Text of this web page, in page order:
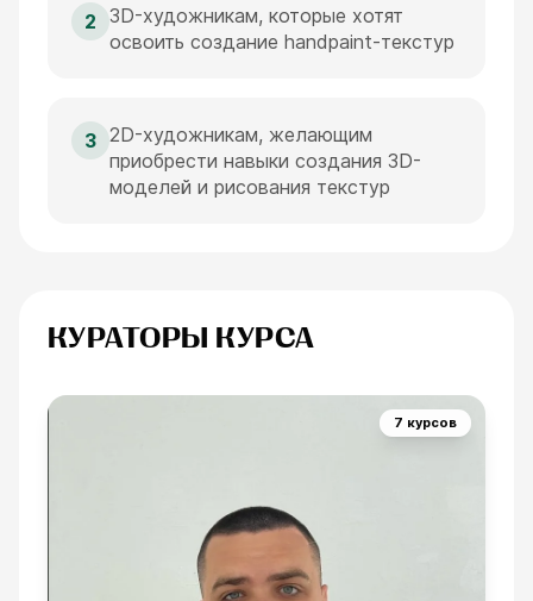
2 3D-художникам, которые хотят
освоить создание handpaint-текстур
3 2D-художникам, желающим
приобрести навыки создания 3D-
моделей и рисования текстур
КУРАТОРЫ КУРСА
7 курсов